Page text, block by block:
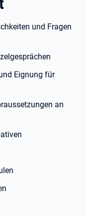
und Fragen
Eignung für
an